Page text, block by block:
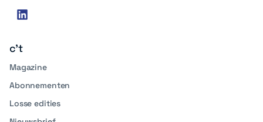
Social
linkedin
c't
Magazine
Abonnementen
Losse edities